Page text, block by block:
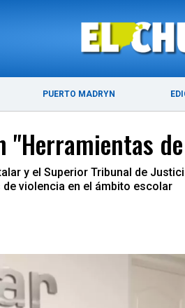
PUERTO MADRYN
y el Superior Tribunal de
violencia en el ámbito escolar